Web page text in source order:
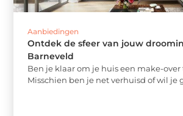
Aanbiedingen
Ontdek de sfeer van jouw
Barneveld
Ben je klaar om je huis een make-over
Misschien ben je net verhuisd of wil je